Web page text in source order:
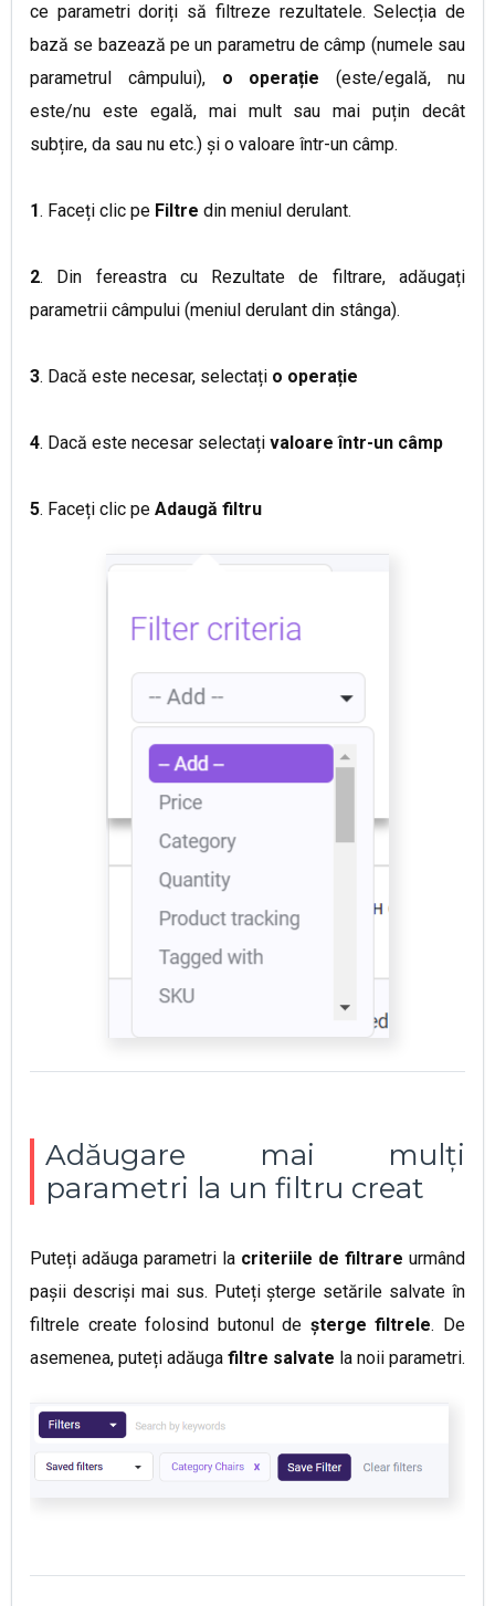
ce parametri doriți să filtreze rezultatele. Selecția de
bază se bazează pe un parametru de câmp (numele sau
parametrul câmpului), o operație (este/egală, nu
este/nu este egală, mai mult sau mai puțin decât
subțire, da sau nu etc.) și o valoare într-un câmp.
1. Faceți clic pe Filtre din meniul derulant.
2. Din fereastra cu Rezultate de filtrare, adăugați
parametrii câmpului (meniul derulant din stânga).
3. Dacă este necesar, selectați o operație
4. Dacă este necesar selectați valoare într-un câmp
5. Faceți clic pe Adaugă filtru
Adăugare mai mulți
parametri la un filtru creat
Puteți adăuga parametri la criteriile de filtrare urmând
pașii descriși mai sus. Puteți șterge setările salvate în
filtrele create folosind butonul de șterge filtrele. De
asemenea, puteți adăuga filtre salvate la noii parametri.